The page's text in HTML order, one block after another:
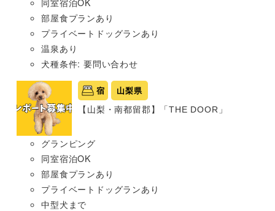
部屋食プランあり
プライベートドッグランあり
温泉あり
犬種条件: 要問い合わせ
宿 山梨県
【山梨・南都留郡】「THE DOOR」
グランピング
同室宿泊OK
部屋食プランあり
プライベートドッグランあり
中型犬まで